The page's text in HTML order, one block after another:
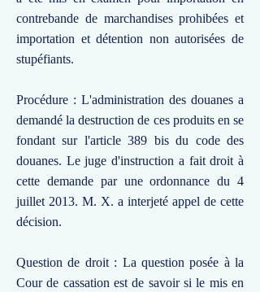
contrebande de marchandises prohibées et
importation et détention non autorisées de
stupéfiants.
Procédure : L'administration des douanes a
demandé la destruction de ces produits en se
fondant sur l'article 389 bis du code des
douanes. Le juge d'instruction a fait droit à
cette demande par une ordonnance du 4
juillet 2013. M. X. a interjeté appel de cette
décision.
Question de droit : La question posée à la
Cour de cassation est de savoir si le mis en